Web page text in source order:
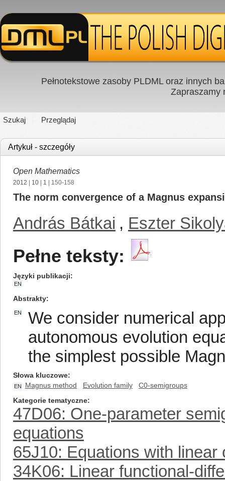
Pełnotekstowe zasoby PLDML oraz innych
Zapraszamy
Szukaj Przeglądaj
Artykuł - szczegóły
Open Mathematics
2012 10 1 | 150-158
The norm convergence of a Magnus
András Bátkai , Eszter
Pełne teksty:
Języki publikacji
EN
Abstrakty
EN
We consider numerical
autonomous evolution
the simplest possible
Słowa kluczowe
EN Magnus method Evolution family
C0-semigroups
Kategorie tematyczne
47D06: One-parameter
equations
65J10: Equations with
34K06: Linear functional-